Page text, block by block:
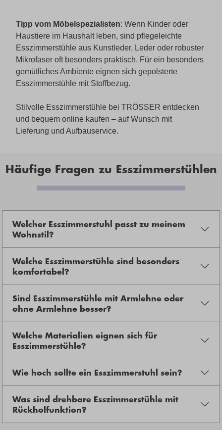
Tipp vom Möbelspezialisten: Wenn Kinder oder
Haustiere im Haushalt leben, sind pflegeleichte
Esszimmerstühle aus Kunstleder, Leder oder robuster
Mikrofaser oft besonders praktisch. Für ein besonders
gemütliches Ambiente eignen sich gepolsterte
Esszimmerstühle mit Stoffbezug.
Stilvolle Esszimmerstühle bei TRÖSSER entdecken
und bequem online kaufen – auf Wunsch mit
Lieferung und Aufbauservice.
Häufige Fragen zu Esszimmerstühlen
Welcher Esszimmerstuhl passt zu meinem
Wohnstil?
Welche Esszimmerstühle sind besonders
komfortabel?
Sind Esszimmerstühle mit Armlehne oder
ohne Armlehne besser?
Welche Materialien eignen sich für
Esszimmerstühle?
Wie hoch sollte ein Esszimmerstuhl sein?
Was sind drehbare Esszimmerstühle mit
Rückholfunktion?